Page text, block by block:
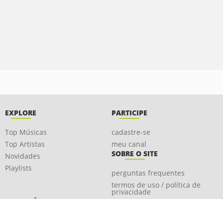
EXPLORE
Top Músicas
Top Artistas
Novidades
Playlists
PARTICIPE
cadastre-se
meu canal
SOBRE O SITE
perguntas frequentes
termos de uso / política de
privacidade